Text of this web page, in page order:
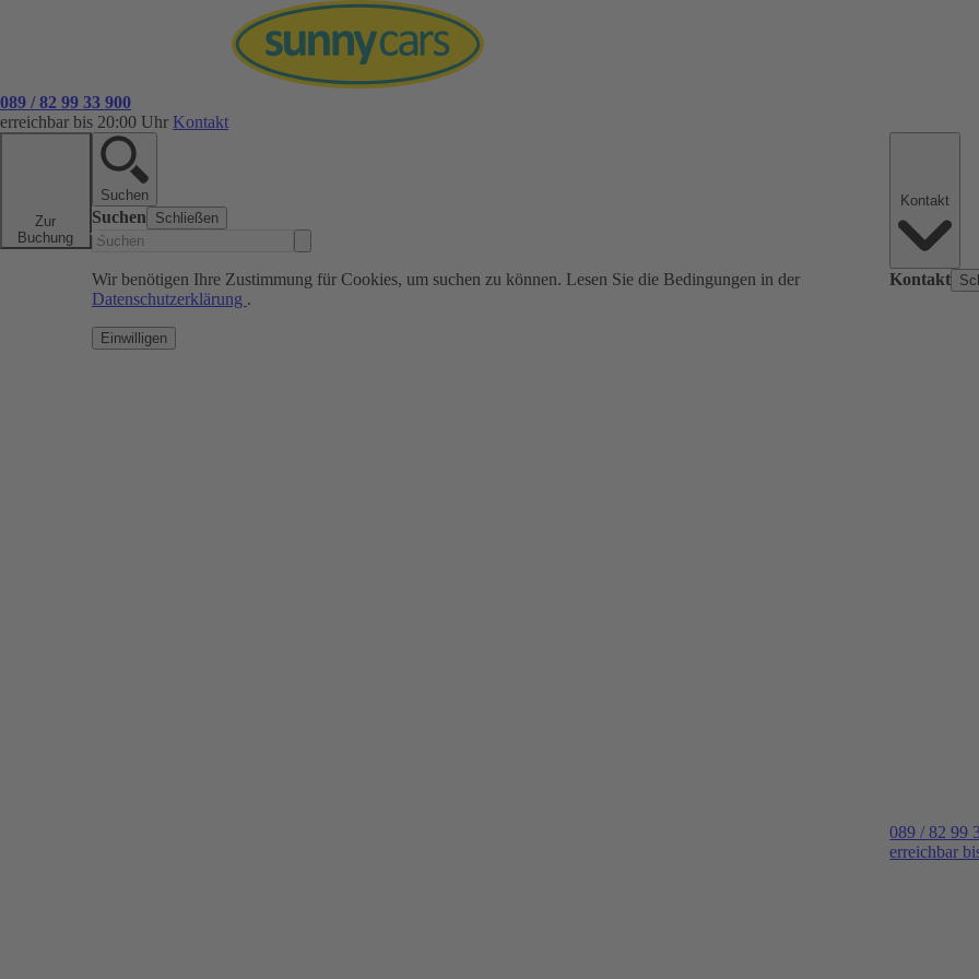
089 / 82 99 33 900
erreichbar bis 20:00 Uhr Kontakt
Zur
Buchung
Suchen
Suchen Schließen
Wir benötigen Ihre Zustimmung für Cookies, um suchen zu können. Lesen Sie die Bedingungen in der
Datenschutzerklärung .
Einwilligen
Kontakt
089 / 82 99
erreichbar